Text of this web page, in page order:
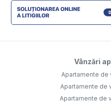
Vânzări
Apartamente de
Apartamente de
Apartamente de